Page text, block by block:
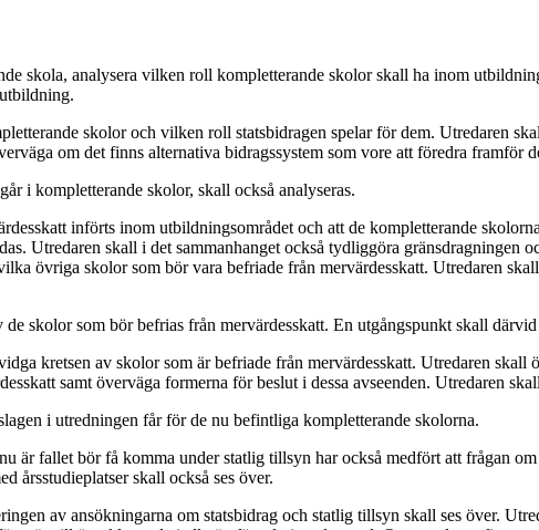
skola, analysera vilken roll kompletterande skolor skall ha inom
skolor och vilken roll statsbidragen spelar för dem. Utredaren
om det finns alternativa bidragssystem som vore att föredra framför
i kompletterande skolor, skall också analyseras.
införts inom utbildningsområdet och att de kompletterande
Utredaren skall i det sammanhanget också tydliggöra
övriga skolor som bör vara befriade från mervärdesskatt. Utredaren
skolor som bör befrias från mervärdesskatt. En utgångspunkt skall
kretsen av skolor som är befriade från mervärdesskatt. Utredaren
samt överväga formerna för beslut i dessa avseenden. Utredaren
i utredningen får för de nu befintliga kompletterande skolorna.
är fallet bör få komma under statlig tillsyn har också medfört att frågan
årsstudieplatser skall också ses över.
av ansökningarna om statsbidrag och statlig tillsyn skall ses över.